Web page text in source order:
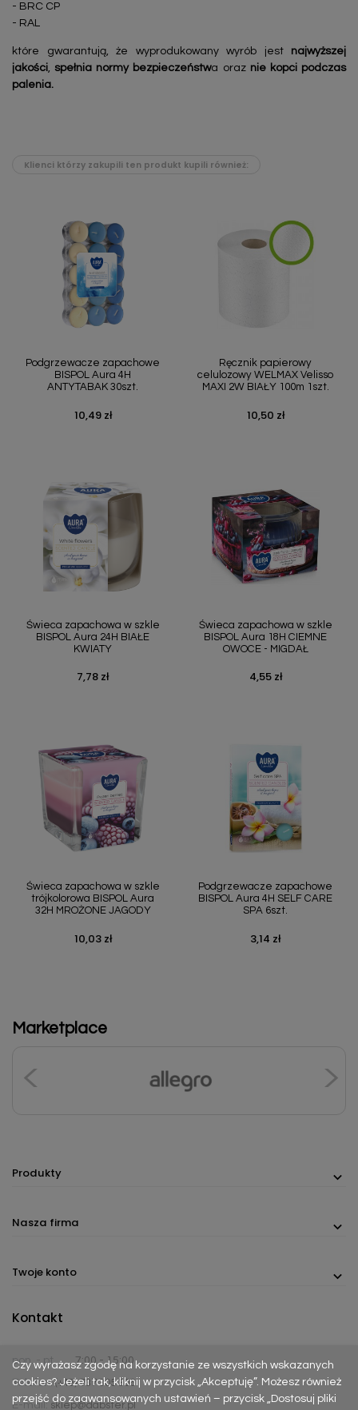
- BRC CP
- RAL
które gwarantują, że wyprodukowany wyrób jest najwyższej
jakości,spełnia normy bezpieczeństwa oraz nie kopci podczas
palenia.
Klienci którzy zakupili ten produkt kupili również:
Podgrzewacze zapachowe
BISPOL Aura 4H
ANTYTABAK 30szt.
Cena
10,49 zł
Ręcznik papierowy
celulozowy WELMAX Velisso
MAXI 2W BIAŁY 100m 1szt.
Cena
10,50 zł
Świeca zapachowa w szkle
BISPOL Aura 24H BIAŁE
KWIATY
Cena
7,78 zł
Świeca zapachowa w szkle
BISPOL Aura 18H CIEMNE
OWOCE - MIGDAŁ
Cena
4,55 zł
Świeca zapachowa w szkle
trójkolorowa BISPOL Aura
32H MROŻONE JAGODY
Cena
10,03 zł
Podgrzewacze zapachowe
BISPOL Aura 4H SELF CARE
SPA 6szt.
Cena
3,14 zł
Marketplace
Produkty
Nasza firma
Twoje konto
Czy wyrażasz zgodę na korzystanie ze wszystkich wskazanych
cookies? Jeżeli tak, kliknij w przycisk „Akceptuję”. Możesz również
przejść do zaawansowanych ustawień – przycisk „Dostosuj pliki
Kontakt
pon. - pt.
7:00 - 15:00
Telefon:(+48) 737 305 306
E-mail: sklep@dabster.pl